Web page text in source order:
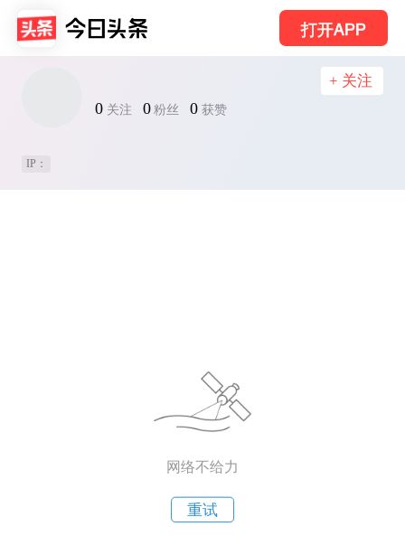
打开APP
0 关注 0 粉丝 0 获赞
+ 关注
IP：
网络不给力
重试